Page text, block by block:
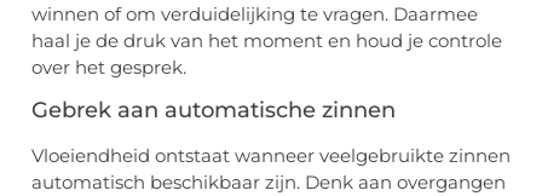
winnen of om verduidelijking te vragen. Daarmee
haal je de druk van het moment en houd je controle
over het gesprek.
Gebrek aan automatische zinnen
Vloeiendheid ontstaat wanneer veelgebruikte zinnen
automatisch beschikbaar zijn. Denk aan overgangen